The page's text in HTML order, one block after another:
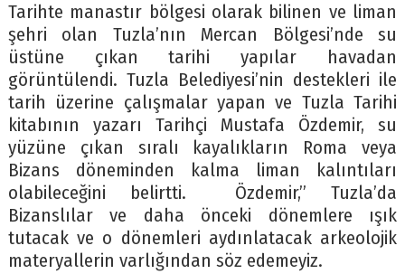
Tarihte manastır bölgesi olarak bilinen ve liman
şehri olan Tuzla’nın Mercan Bölgesi’nde su
üstüne çıkan tarihi yapılar havadan
görüntülendi. Tuzla Belediyesi’nin destekleri ile
tarih üzerine çalışmalar yapan ve Tuzla Tarihi
kitabının yazarı Tarihçi Mustafa Özdemir, su
yüzüne çıkan sıralı kayalıkların Roma veya
Bizans döneminden kalma liman kalıntıları
olabileceğini belirtti. Özdemir,” Tuzla’da
Bizanslılar ve daha önceki dönemlere ışık
tutacak ve o dönemleri aydınlatacak arkeolojik
materyallerin varlığından söz edemeyiz.